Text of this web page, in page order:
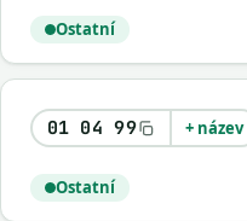
Ostatní
01 04 99 + název
Ostatní